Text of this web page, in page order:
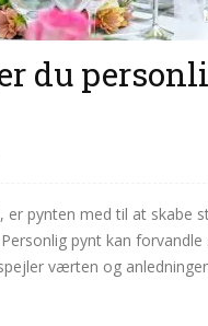
du
pynten med til at skabe
pynt kan
værten og